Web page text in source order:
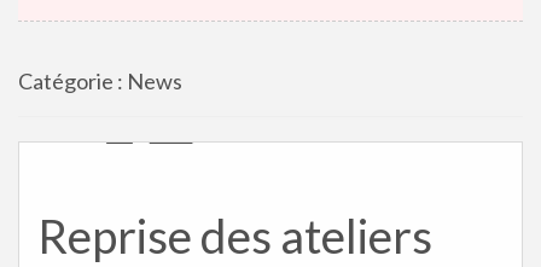
PROGRAMMES
GALERIE PHOTO
NEWS
Catégorie : News
Reprise des ateliers